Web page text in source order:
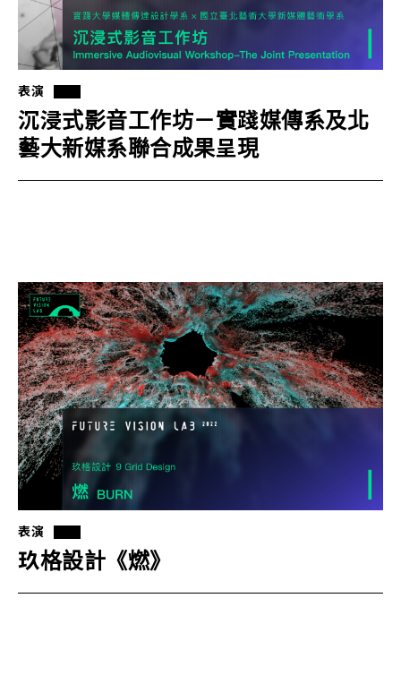
表演
沉浸式影音工作坊－實踐媒傳系及北
藝大新媒系聯合成果呈現
表演
玖格設計《燃》